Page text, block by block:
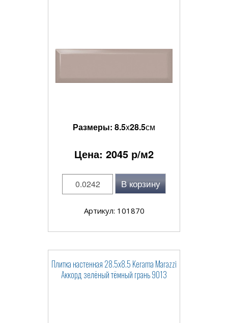
Размеры: 8.5x28.5см
Цена: 2045 р/м2
В корзину
Артикул: 101870
Плитка настенная 28.5x8.5 Kerama Marazzi
Аккорд зелёный тёмный грань 9013